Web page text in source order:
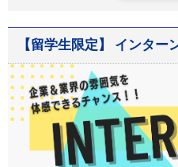
【留学生限定】 インター